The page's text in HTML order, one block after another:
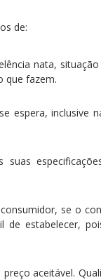
de:
nata,
que fazem.
espera, inclusive
se o
estabelecer,
aceitável.